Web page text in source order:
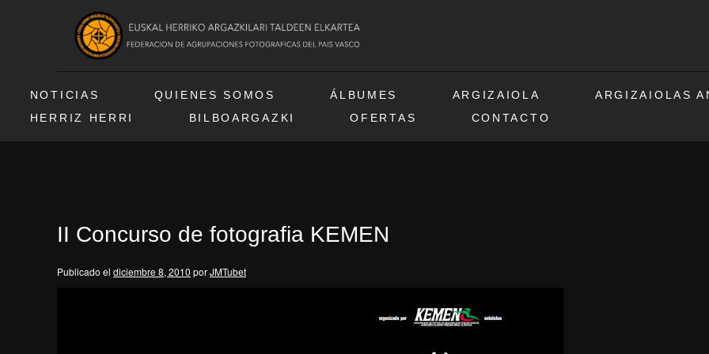
NOTICIAS QUIENES SOMOS ÁLBUMES ARGIZAIOLA ARGIZAIOLAS
HERRIZ HERRI
BILBOARGAZKI OFERTAS CONTACTO
II Concurso de fotografia KEMEN
Publicado el diciembre 8, 2010 porJMTubet